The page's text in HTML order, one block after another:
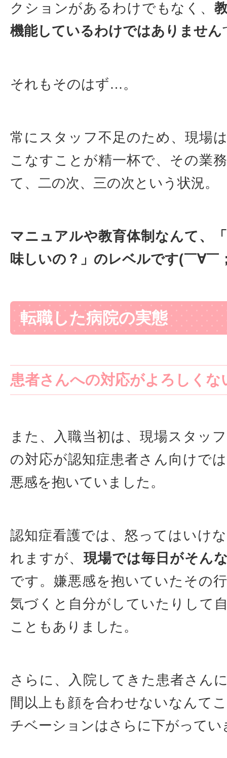
クションがあるわけでもなく、
機能しているわけではありません
それもそのはず…。
常にスタッフ不足のため、現場
こなすことが精一杯で、その業
て、二の次、三の次という状況。
マニュアルや教育体制なんて、
味しいの？」のレベルです(￣∀￣
転職した病院の実態
患者さんへの対応がよろしく
また、入職当初は、現場スタッ
の対応が認知症患者さん向けで
悪感を抱いていました。
認知症看護では、怒ってはいけ
れますが、現場では毎日がそん
です。嫌悪感を抱いていたその
気づくと自分がしていたりして
こともありました。
さらに、入院してきた患者さん
間以上も顔を合わせないなんて
チベーションはさらに下がってい